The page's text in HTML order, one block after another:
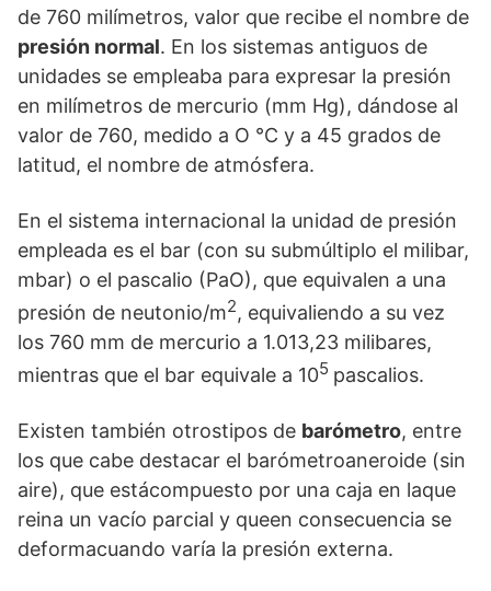
de 760 milímetros, valor que recibe el nombre de
presión normal. En los sistemas antiguos de
unidades se empleaba para expresar la presión
en milímetros de mercurio (mm Hg), dándose al
valor de 760, medido a O °C y a 45 grados de
latitud, el nombre de atmósfera.
En el sistema internacional la unidad de presión
empleada es el bar (con su submúltiplo el milibar,
mbar) o el pascalio (PaO), que equivalen a una
presión de neutonio/m2, equivaliendo a su vez
los 760 mm de mercurio a 1.013,23 milibares,
mientras que el bar equivale a 105 pascalios.
Existen también otrostipos de barómetro, entre
los que cabe destacar el barómetroaneroide (sin
aire), que estácompuesto por una caja en laque
reina un vacío parcial y queen consecuencia se
deformacuando varía la presión externa.